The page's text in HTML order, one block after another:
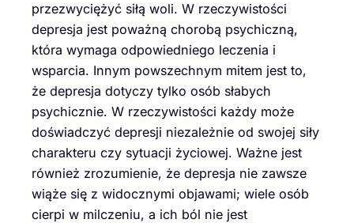
przezwyciężyć siłą woli. W rzeczywistości
depresja jest poważną chorobą psychiczną,
która wymaga odpowiedniego leczenia i
wsparcia. Innym powszechnym mitem jest to,
że depresja dotyczy tylko osób słabych
psychicznie. W rzeczywistości każdy może
doświadczyć depresji niezależnie od swojej siły
charakteru czy sytuacji życiowej. Ważne jest
również zrozumienie, że depresja nie zawsze
wiąże się z widocznymi objawami; wiele osób
cierpi w milczeniu, a ich ból nie jest